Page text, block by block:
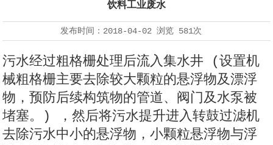
饮料工业废水
发布时间： 2018-04-02 浏览 581次
污水经过粗格栅处理后流入集水井 (设置机
械粗格栅主要去除较大颗粒的悬浮物及漂浮
物，预防后续构筑物的管道、阀门及水泵被
堵塞。) ，然后将污水提升进入转鼓过滤机
去除污水中小的悬浮物，小颗粒悬浮物与浮